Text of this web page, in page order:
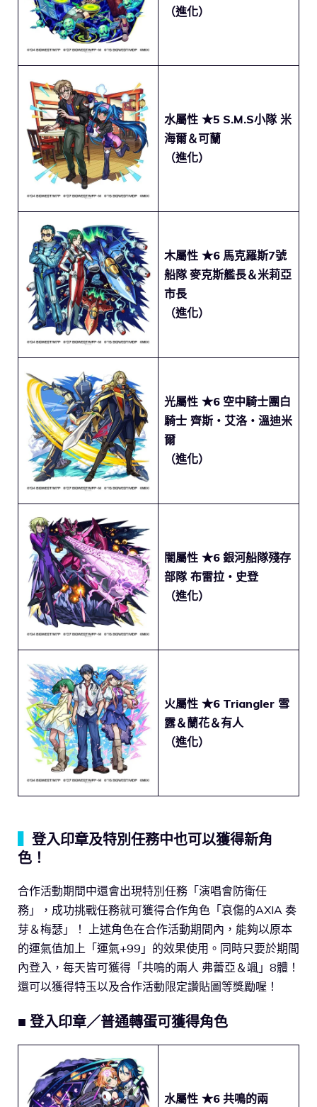
（進化）
水屬性 ★5 S.M.S小隊 米
海爾＆可蘭
（進化）
木屬性 ★6 馬克羅斯7號
船隊 麥克斯艦長＆米莉亞
市長
（進化）
光屬性 ★6 空中騎士團白
騎士 齊斯・艾洛・溫迪米
爾
（進化）
闇屬性 ★6 銀河船隊殘存
部隊 布雷拉・史登
（進化）
火屬性 ★6 Triangler 雪
露＆蘭花＆有人
（進化）
登入印章及特別任務中也可以獲得新角
色！
合作活動期間中還會出現特別任務「演唱會防衛任
務」，成功挑戰任務就可獲得合作角色「哀傷的AXIA 奏
芽＆梅瑟」！ 上述角色在合作活動期間內，能夠以原本
的運氣值加上「運氣+99」的效果使用。同時只要於期間
內登入，每天皆可獲得「共鳴的兩人 弗蕾亞＆颯」8體！
還可以獲得特玉以及合作活動限定讚貼圖等獎勵喔！
■ 登入印章／普通轉蛋可獲得角色
水屬性 ★6 共鳴的兩